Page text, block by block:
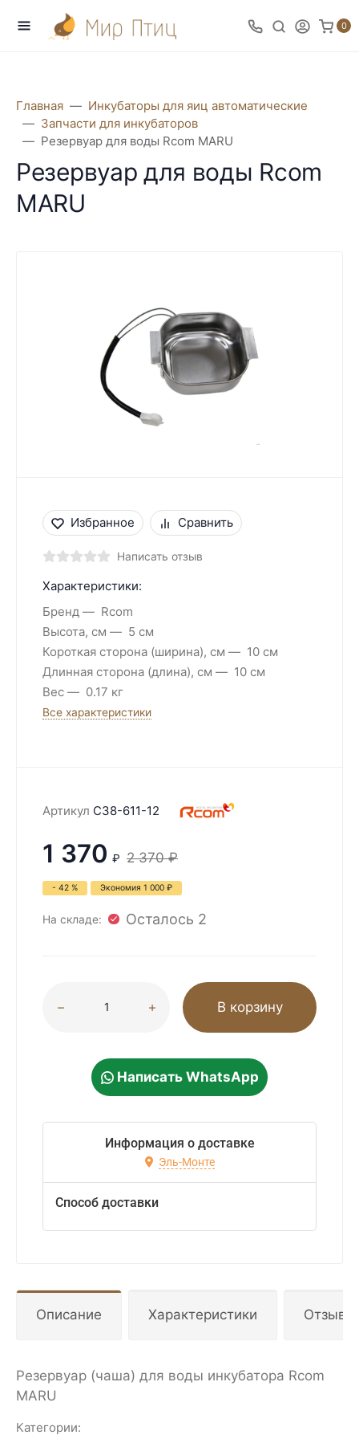
0
Главная
Инкубаторы для яиц автоматические
Запчасти для инкубаторов
Резервуар для воды Rcom MARU
Резервуар для воды Rcom
MARU
Избранное Сравнить
Написать отзыв
Характеристики:
Бренд
Rcom
Высота, см
5 см
Короткая сторона (ширина), см
10 см
Длинная сторона (длина), см
10 см
Вес
0.17 кг
Все характеристики
Артикул C38-611-12
1 370 ₽ 2 370 ₽
- 42 % Экономия 1 000 ₽
На складе: Осталось 2
В корзину
Написать WhatsApp
Информация о доставке
Эль-Монте
Способ доставки
Описание Характеристики
Резервуар (чаша) для воды инкубатора Rcom
MARU
Категории: